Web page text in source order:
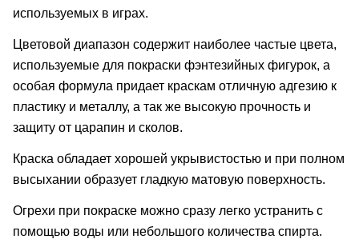
используемых в играх.
Цветовой диапазон содержит наиболее частые цвета,
используемые для покраски фэнтезийных фигурок, а
особая формула придает краскам отличную адгезию к
пластику и металлу, а так же высокую прочность и
защиту от царапин и сколов.
Краска обладает хорошей укрывистостью и при полном
высыхании образует гладкую матовую поверхность.
Огрехи при покраске можно сразу легко устранить с
помощью воды или небольшого количества спирта.